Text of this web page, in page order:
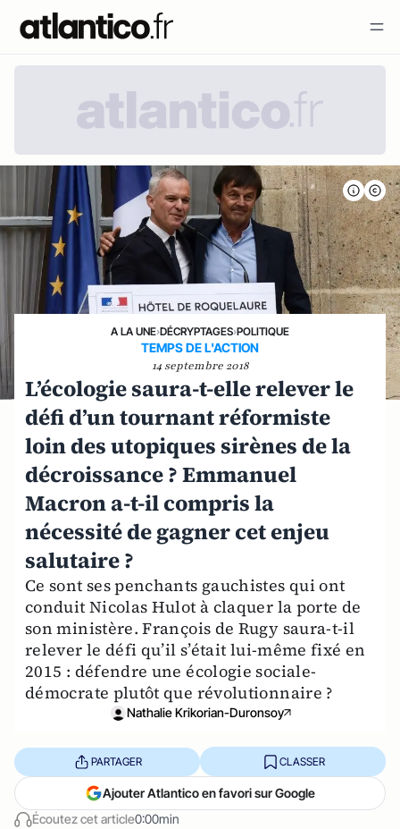
A LA UNE›DÉCRYPTAGES›POLITIQUE
TEMPS DE L'ACTION
14 septembre 2018
L’écologie saura-t-elle relever le
défi d’un tournant réformiste
loin des utopiques sirènes de la
décroissance ? Emmanuel
Macron a-t-il compris la
nécessité de gagner cet enjeu
salutaire ?
Ce sont ses penchants gauchistes qui ont
conduit Nicolas Hulot à claquer la porte de
son ministère. François de Rugy saura-t-il
relever le défi qu’il s’était lui-même fixé en
2015 : défendre une écologie sociale-
démocrate plutôt que révolutionnaire ?
Nathalie Krikorian-Duronsoy
Écoutez cet article0:00min
PARTAGER CLASSER
Ajouter Atlantico en favori sur Google